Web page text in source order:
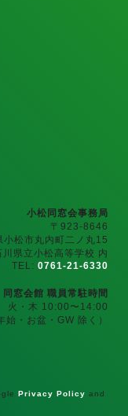
小松同窓会事務局
〒923-8646
小松市丸内町二ノ丸15
川県立小松高等学校 内
TEL: 0761-21-6330
同窓会館 職員常駐時間
火・木 10:00〜14:00
始・お盆・GW 除く）
Privacy Policy and